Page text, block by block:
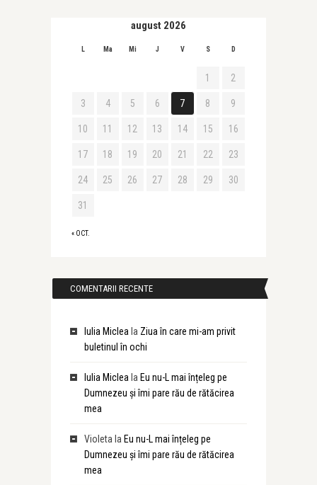
august 2026
L Ma Mi J V S D
« OCT.
1 2
3 4 5 6 7 8 9
10 11 12 13 14 15 16
17 18 19 20 21 22 23
24 25 26 27 28 29 30
31
COMENTARII RECENTE
Iulia Miclea la Ziua în care mi-am privit
buletinul în ochi
Iulia Miclea la Eu nu-L mai înțeleg pe
Dumnezeu și îmi pare rău de rătăcirea
mea
Violeta la Eu nu-L mai înțeleg pe
Dumnezeu și îmi pare rău de rătăcirea
mea